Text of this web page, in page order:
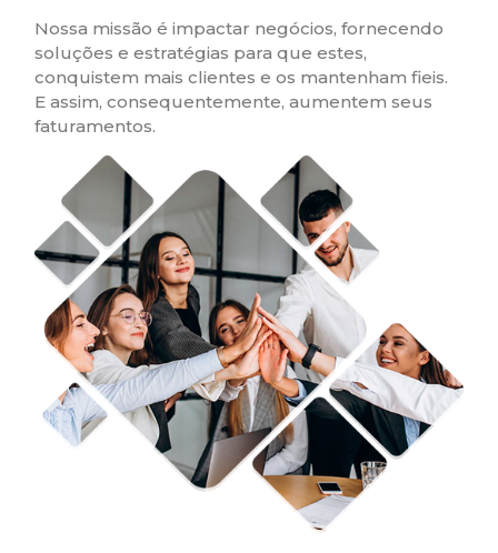
Nossa missão é impactar negócios, fornecendo
soluções e estratégias para que estes,
conquistem mais clientes e os mantenham fieis.
E assim, consequentemente, aumentem seus
faturamentos.